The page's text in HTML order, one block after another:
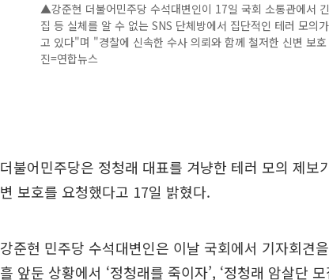
▲강준현 더불어민주당 수석대변인이 17일 국회 소통관에서
집 등 실체를 알 수 없는 SNS 단체방에서 집단적인 테러 모의
고 있다"며 "경찰에 신속한 수사 의뢰와 함께 철저한 신변 보
진=연합뉴스
더불어민주당은 정청래 대표를 겨냥한 테러 모의 제보
변 보호를 요청했다고 17일 밝혔다.
강준현 민주당 수석대변인은 이날 국회에서 기자회견
흘 앞둔 상황에서 ‘정청래를 죽이자’, ‘정청래 암살단